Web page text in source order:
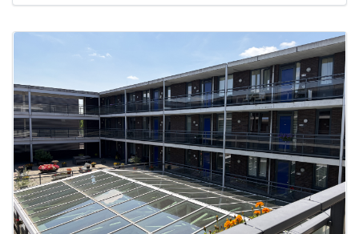
Deze woning
al verhuurd
Om kans te
maken moet je
binnen 15
minuten
reageren.
Stekkies helpt
je hierbij!